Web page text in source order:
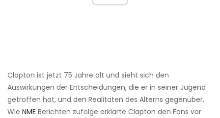
Clapton ist jetzt 75 Jahre alt und sieht sich den
Auswirkungen der Entscheidungen, die er in seiner Jugend
getroffen hat, und den Realitäten des Alterns gegenüber.
Wie NME Berichten zufolge erklärte Clapton den Fans vor